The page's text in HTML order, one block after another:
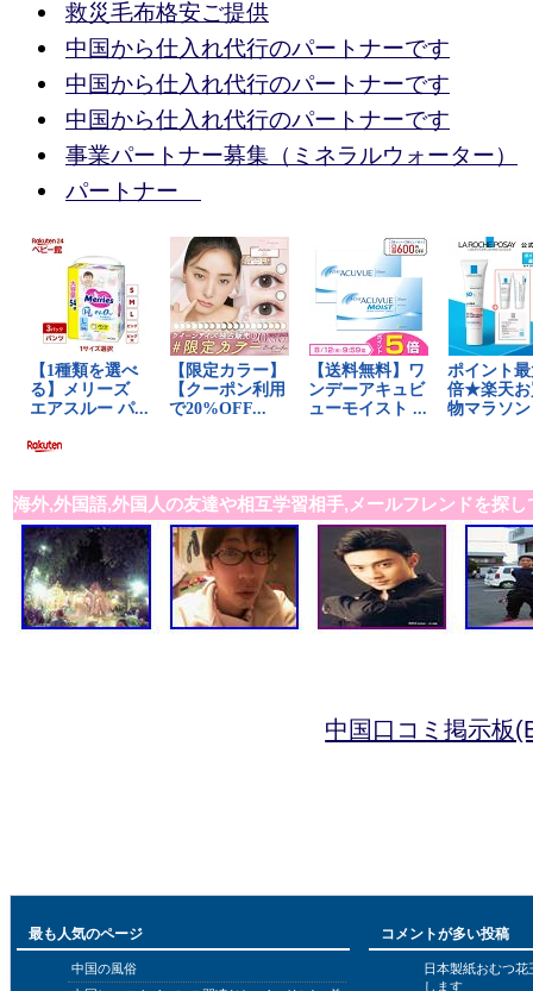
救災毛布格安ご提供
中国から仕入れ代行のパートナーです
中国から仕入れ代行のパートナーです
中国から仕入れ代行のパートナーです
事業パートナー募集（ミネラルウォーター）
パートナー
海外,外国語,外国人の友達や相互学習相手,メールフレンドを探し
中国口コミ掲示板
最も人気のページ
中国の風俗
コメントが多い投稿
日本製紙おむつ
します